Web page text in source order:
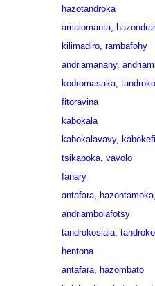
hazotandroka
amalomanta,
kilimadiro, rambafohy
andriamanahy,
kodromasaka,
fitoravina
kabokala
kabokalavavy,
tsikaboka, vavolo
fanary
antafara, hazontamoka
andriambolafotsy
tandrokosiala,
hentona
antafara, hazombato